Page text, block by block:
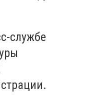
службе